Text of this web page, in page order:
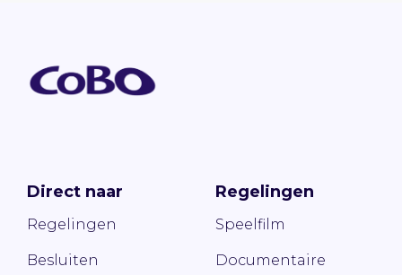
Direct naar
Regelingen
Besluiten
Regelingen
Speelfilm
Documentaire